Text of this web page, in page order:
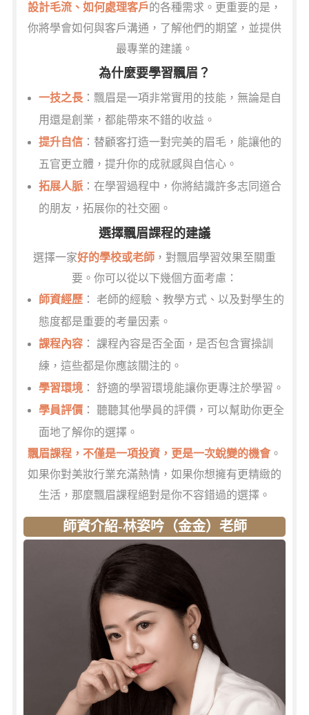
設計毛流、如何處理客戶的各種需求。更重要的是，
你將學會如何與客戶溝通，了解他們的期望，並提供
最專業的建議。
為什麼要學習飄眉？
一技之長 ：飄眉是一項非常實用的技能，無論是自
用還是創業，都能帶來不錯的收益。
提升自信 ：替顧客打造一對完美的眉毛，能讓他的
五官更立體，提升你的成就感與自信心。
拓展人脈 ：在學習過程中，你將結識許多志同道合
的朋友，拓展你的社交圈。
選擇飄眉課程的建議
選擇一家好的學校或老師 ，對飄眉學習效果至關重
要。你可以從以下幾個方面考慮：
師資經歷 ： 老師的經驗、教學方式、以及對學生的
態度都是重要的考量因素。
課程內容 ： 課程內容是否全面，是否包含實操訓
練，這些都是你應該關注的。
學習環境 ： 舒適的學習環境能讓你更專注於學習。
學員評價 ： 聽聽其他學員的評價，可以幫助你更全
面地了解你的選擇。
飄眉課程，不僅是一項投資，更是一次蛻變的機會。
如果你對美妝行業充滿熱情，如果你想擁有更精緻的
生活，那麼飄眉課程絕對是你不容錯過的選擇。
師資介紹-林姿吟（金金）老師